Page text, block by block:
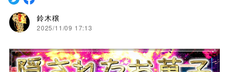
鈴木穣
2025/11/09 17:13